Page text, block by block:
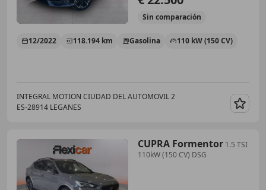
Sin comparación
12/2022 118.194 km Gasolina 110 kW (150 CV)
INTEGRAL MOTION CIUDAD DEL AUTOMOVIL 2
ES-28914 LEGANES
CUPRA Formentor 1.5 TSI
110kW (150 CV) DSG